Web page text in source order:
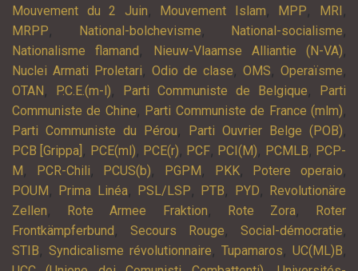
Mouvement du 2 Juin, Mouvement Islam, MPP, MRI ,
MRPP, National-bolchevisme, National-socialisme,
Nationalisme flamand , Nieuw-Vlaamse Alliantie (N-VA),
Nuclei Armati Proletari, Odio de clase,OMS,Operaïsme,
OTAN , P.C.E.(m-l), Parti Communiste de Belgique,
Parti
Communiste de Chine, Parti Communiste de France (mlm),
Parti Communiste du Pérou, Parti Ouvrier Belge (POB),
PCB [Grippa] , PCE(ml), PCE(r), PCF, PCI(M), PCMLB, PCP-
M , PCR-Chili, PCUS(b), PGPM , PKK, Potere operaio,
POUM , Prima Linéa, PSL/LSP, PTB, PYD,
Revolutionäre
Zellen, Rote Armee Fraktion, Rote Zora,
Roter
Frontkämpferbund , Secours Rouge, Social-démocratie,
STIB, Syndicalisme révolutionnaire, Tupamaros, UC(ML)B,